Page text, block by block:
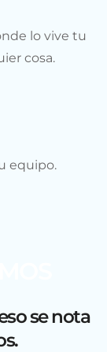
lo vive tu
cosa.
equipo.
se nota